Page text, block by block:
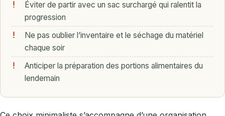
Éviter de partir avec un sac surchargé qui ralentit la
progression
Ne pas oublier l’inventaire et le séchage du matériel
chaque soir
Anticiper la préparation des portions alimentaires du
lendemain